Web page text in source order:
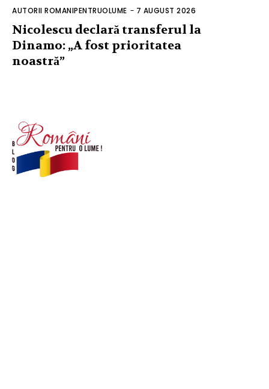
AUTORII ROMANIPENTRUOLUME - 7 AUGUST 2026
Nicolescu declară transferul la
Dinamo: „A fost prioritatea
noastră”